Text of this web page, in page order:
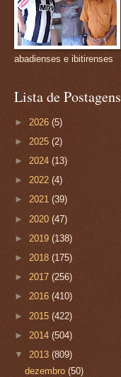
abadienses e ibitirenses
Lista de Postagens
► 2026 (5)
► 2025 (2)
► 2024 (13)
► 2022 (4)
► 2021 (39)
► 2020 (47)
► 2019 (138)
► 2018 (175)
► 2017 (256)
► 2016 (410)
► 2015 (422)
► 2014 (504)
▼ 2013 (809)
dezembro(50)